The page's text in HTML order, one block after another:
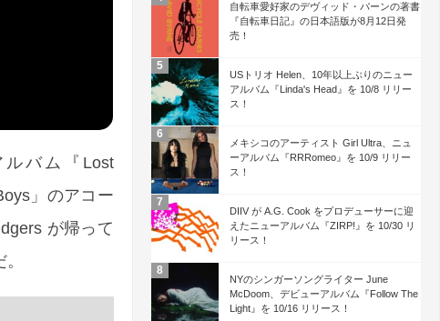
バム『Lost
」のアコー
が帰って
自転車愛好家のデヴィッド・バーンの著書
『自転車日記』の日本語版が8月12日発
売！
USトリオ Helen、10年以上ぶりのニュー
アルバム『Linda's Head』を 10/8 リリー
ス！
メキシコのアーティスト Girl Ultra、ニュ
ーアルバム『RRRomeo』を 10/9 リリー
ス！
DIIV が A.G. Cook をプロデューサーに迎
えたニューアルバム『ZIRP!』を 10/30 リ
リース！
NYのシンガーソングライター June
McDoom、デビューアルバム『Follow The
Light』を 10/16 リリース！